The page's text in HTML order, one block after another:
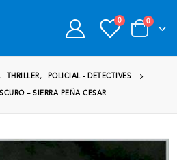
0 0
THRILLER , POLICIAL - DETECTIVES
– SIERRA PEÑA CESAR